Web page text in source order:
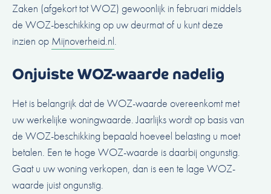
Zaken (afgekort tot WOZ) gewoonlijk in februari middels
de WOZ-beschikking op uw deurmat of u kunt deze
inzien op Mijnoverheid.nl.
Onjuiste WOZ-waarde nadelig
Het is belangrijk dat de WOZ-waarde overeenkomt met
uw werkelijke woningwaarde. Jaarlijks wordt op basis van
de WOZ-beschikking bepaald hoeveel belasting u moet
betalen. Een te hoge WOZ-waarde is daarbij ongunstig.
Gaat u uw woning verkopen, dan is een te lage WOZ-
waarde juist ongunstig.